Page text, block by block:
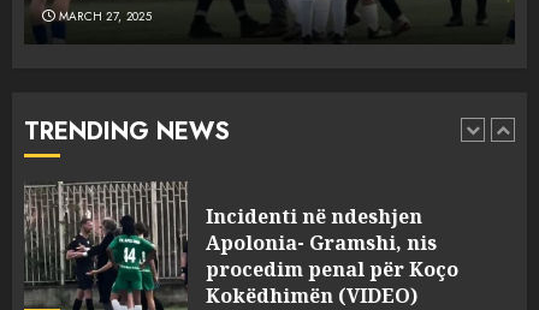
MARCH 27, 2025
TRENDING NEWS
2
Incidenti në ndeshjen
MARCH 27, 2025
FOTO/ Persona të maskuar
sulmuan “One Albania”,
ngjarja u fsheh. A u vodhën
serverat?